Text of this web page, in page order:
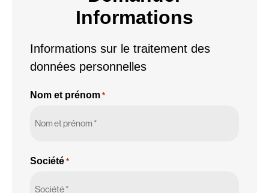
Informations
Informations sur le traitement des
données personnelles
Nom et prénom *
Société *